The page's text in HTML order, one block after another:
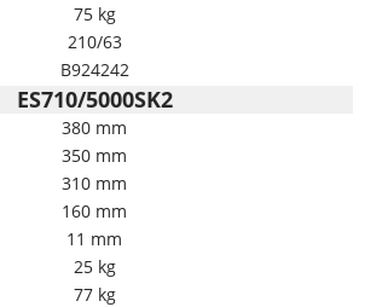
75 kg
210/63
B924242
ES710/5000SK2
380 mm
350 mm
310 mm
160 mm
11 mm
25 kg
77 kg